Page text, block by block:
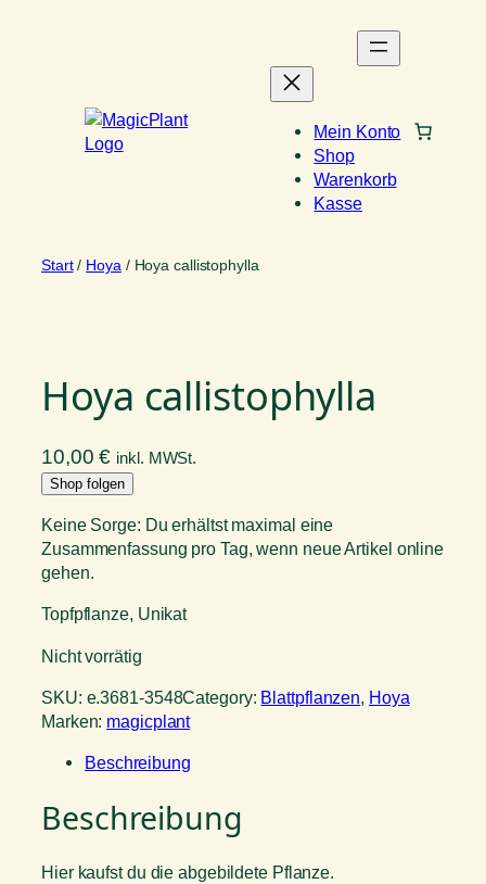
Mein Konto
Shop
Warenkorb
Kasse
Start/ Hoya / Hoya callistophylla
Hoya callistophylla
10,00€ inkl. MWSt.
Shop folgen
Keine Sorge: Du erhältst maximal eine
Zusammenfassung pro Tag, wenn neue Artikel online
gehen.
Topfpflanze, Unikat
Nicht vorrätig
SKU: e.3681-3548Category: Blattpflanzen, Hoya
Marken: magicplant
Beschreibung
Beschreibung
Hier kaufst du die abgebildete Pflanze.